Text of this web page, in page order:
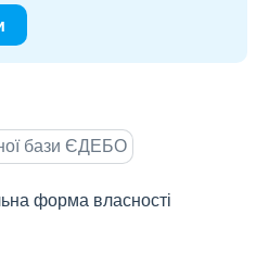
бази ЄДЕБО
форма власності